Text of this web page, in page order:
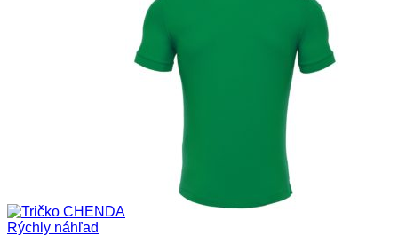
Rýchly náhľad